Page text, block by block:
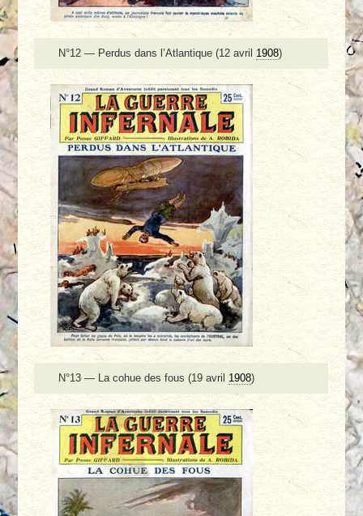
N°12 — Perdus dans l’Atlantique (12 avril 1908)
N°13 — La cohue des fous (19 avril 1908)